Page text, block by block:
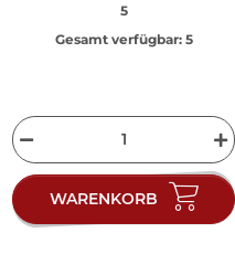
5
Gesamt verfügbar:5
WARENKORB